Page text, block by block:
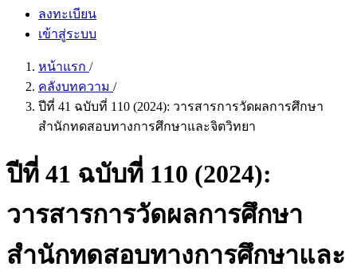
ลงทะเบียน
เข้าสู่ระบบ
หน้าแรก /
คลังบทความ /
ปีที่ 41 ฉบับที่ 110 (2024): วารสารการวัดผลการศึกษา
สำนักทดสอบทางการศึกษาและจิตวิทยา
ปีที่ 41 ฉบับที่ 110 (2024):
วารสารการวัดผลการศึกษา
สำนักทดสอบทางการศึกษาและ